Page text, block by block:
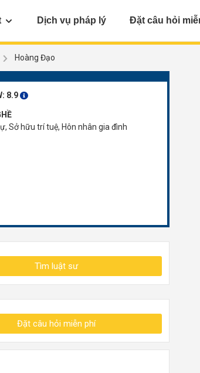
Dịch vụ pháp lý Đặt câu hỏi
Hoàng Đạo
8.9
Sở hữu trí tuệ, Hôn nhân gia đình
Tìm luật sư
Đặt câu hỏi miễn phí